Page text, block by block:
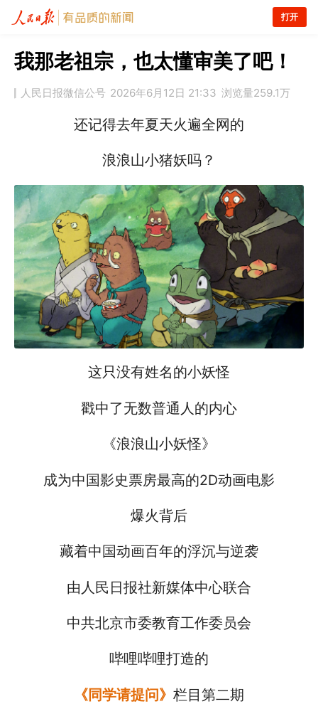
打开
我那老祖宗，也太懂审美了吧！
人民日报微信公号 2026年6月12日 21:33 浏览量259.1万
还记得去年夏天火遍全网的
浪浪山小猪妖吗？
这只没有姓名的小妖怪
戳中了无数普通人的内心
《浪浪山小妖怪》
成为中国影史票房最高的2D动画电影
爆火背后
藏着中国动画百年的浮沉与逆袭
由人民日报社新媒体中心联合
中共北京市委教育工作委员会
哔哩哔哩打造的
《同学请提问》 栏目第二期